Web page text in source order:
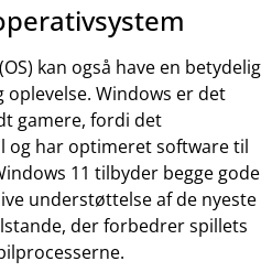
kan også have en betydelig
Windows er det
gamere, fordi det
og har optimeret software til
11 tilbyder begge gode
understøttelse af de nyeste
der forbedrer spillets